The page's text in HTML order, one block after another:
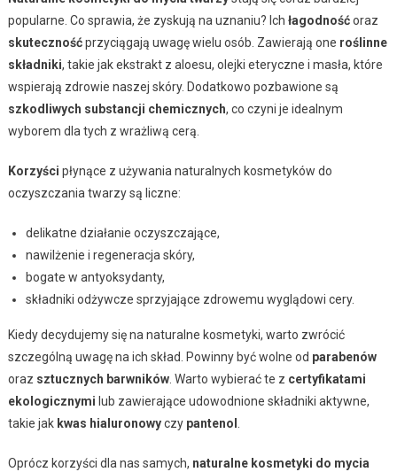
popularne. Co sprawia, że zyskują na uznaniu? Ich łagodnośćoraz
skutecznośćprzyciągają uwagę wielu osób. Zawierają one roślinne
składniki, takie jak ekstrakt z aloesu, olejki eteryczne i masła, które
wspierają zdrowie naszej skóry. Dodatkowo pozbawione są
szkodliwych substancji chemicznych, co czyni je idealnym
wyborem dla tych z wrażliwą cerą.
Korzyści płynące z używania naturalnych kosmetyków do
oczyszczania twarzy są liczne:
delikatne działanie oczyszczające,
nawilżenie i regeneracja skóry,
bogate w antyoksydanty,
składniki odżywcze sprzyjające zdrowemu wyglądowi cery.
Kiedy decydujemy się na naturalne kosmetyki, warto zwrócić
szczególną uwagę na ich skład. Powinny być wolne od parabenów
oraz sztucznych barwników. Warto wybierać te z certyfikatami
ekologicznymi lub zawierające udowodnione składniki aktywne,
takie jak kwas hialuronowyczy pantenol
Oprócz korzyści dla nas samych, naturalne kosmetyki do mycia